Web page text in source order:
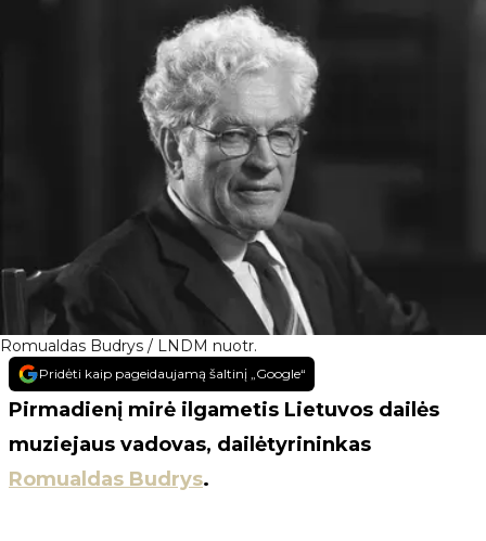
Romualdas Budrys / LNDM nuotr.
Pridėti kaip pageidaujamą šaltinį „Google“
Pirmadienį mirė ilgametis Lietuvos dailės
muziejaus vadovas, dailėtyrininkas
Romualdas Budrys.